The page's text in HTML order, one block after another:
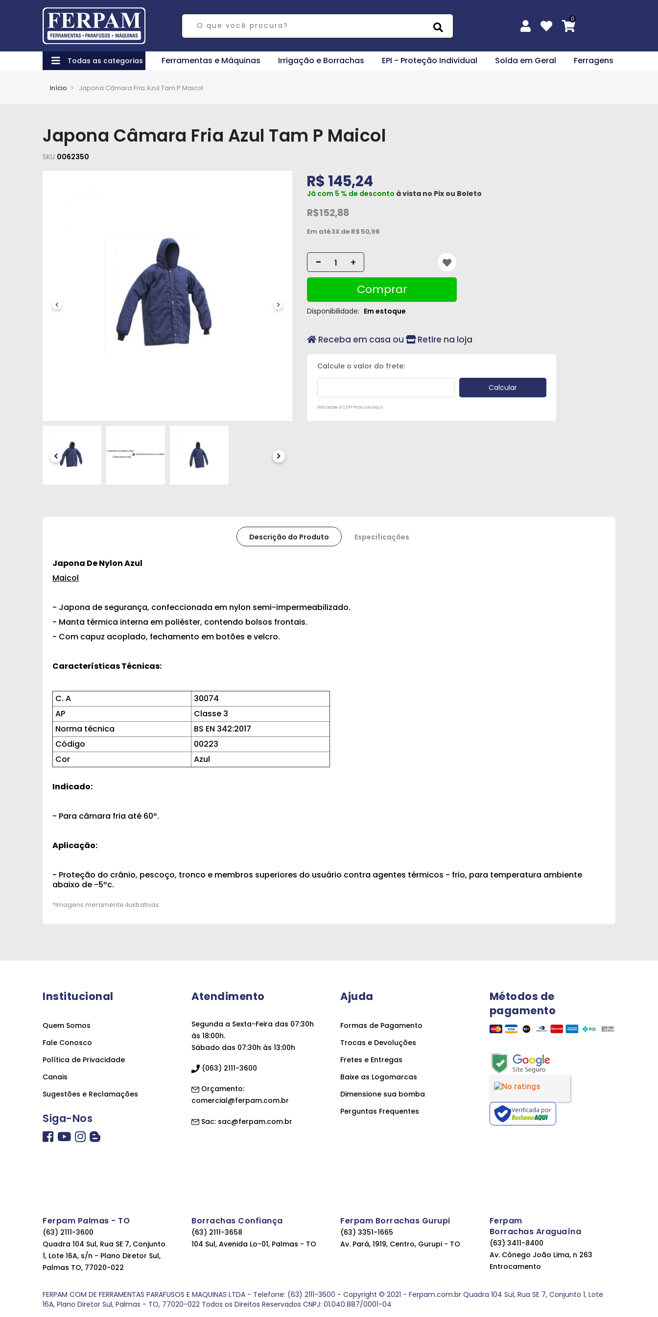
Todas as categorias Ferramentas e Máquinas Irrigação e Borrachas EPI - Proteção Individual Solda em Geral Ferragens
Início Japona Câmara Fria Azul Tam P Maicol
Japona Câmara Fria Azul Tam P Maicol
SKU 0062350
R$ 145,24
Já com 5 % de desconto à vista no Pix ou Boleto
R$152,88
Em até3X de R$ 50,96
- +
Comprar
Disponibilidade: Em estoque
Receba em casa ou Retire na loja
Não sabe o CEP? Procure aqui
Descrição do Produto Especificações
Japona De Nylon Azul
Maicol
- Japona de segurança, confeccionada em nylon semi-impermeabilizado.
- Manta térmica interna em poliéster, contendo bolsos frontais.
- Com capuz acoplado, fechamento em botões e velcro.
Características Técnicas:
C. A
30074
AP
Classe 3
Norma técnica
BS EN 342:2017
Código
00223
Cor
Azul
Indicado:
- Para câmara fria até 60º.
Aplicação:
- Proteção do crânio, pescoço, tronco e membros superiores do usuário contra agentes térmicos - frio, para temperatura ambiente
abaixo de -5ºc.
Institucional
Quem Somos
Fale Conosco
Política de Privacidade
Canais
Sugestões e Reclamações
Siga-Nos
Atendimento
Segunda a Sexta-Feira das 07:30h
às 18:00h.
Sábado das 07:30h às 13:00h
(063) 2111-3600
Orçamento:
comercial@ferpam.com.br
Sac: sac@ferpam.com.br
Ajuda
Formas de Pagamento
Trocas e Devoluções
Fretes e Entregas
Baixe as Logomarcas
Dimensione sua bomba
Perguntas Frequentes
Métodos de
pagamento
Verificada por
Ferpam Palmas - TO
(63) 2111-3600
Quadra 104 Sul, Rua SE 7, Conjunto
1, Lote 16A, s/n - Plano Diretor Sul,
Palmas TO, 77020-022
Borrachas Confiança
(63) 2111-3658
104 Sul, Avenida Lo-01, Palmas - TO
Ferpam Borrachas Gurupi
(63) 3351-1665
Av. Pará, 1919, Centro, Gurupi - TO
Ferpam
Borrachas Araguaína
(63) 3411-8400
Av. Cônego João Lima, n 263
Entrocamento
FERPAM COM DE FERRAMENTAS PARAFUSOS E MAQUINAS LTDA - Telefone: (63) 2111-3600 - Copyright © 2021 - Ferpam.com.br Quadra 104 Sul, Rua SE 7, Conjunto 1, Lote
16A, Plano Diretor Sul, Palmas - TO, 77020-022 Todos os Direitos Reservados CNPJ: 01.040.887/0001-04